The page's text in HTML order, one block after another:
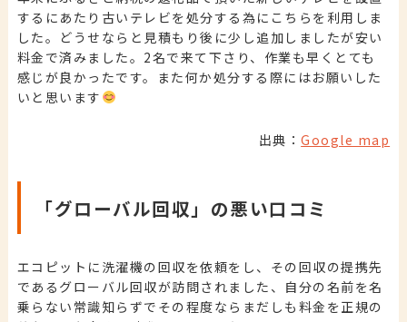
するにあたり古いテレビを処分する為にこちらを利用しま
した。どうせならと見積もり後に少し追加しましたが安い
料金で済みました。2名で来て下さり、作業も早くとても
感じが良かったです。また何か処分する際にはお願いした
いと思います
出典：Google map
「グローバル回収」の悪い口コミ
エコピットに洗濯機の回収を依頼をし、その回収の提携先
であるグローバル回収が訪問されました、自分の名前を名
乗らない常識知らずでその程度ならまだしも料金を正規の